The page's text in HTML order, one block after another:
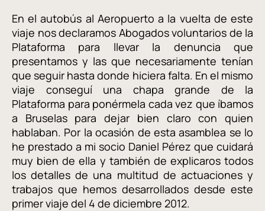
En el autobús al Aeropuerto a la vuelta de este
viaje nos declaramos Abogados voluntarios de la
Plataforma para llevar la denuncia que
presentamos y las que necesariamente tenían
que seguir hasta donde hiciera falta. En el mismo
viaje conseguí una chapa grande de la
Plataforma para ponérmela cada vez que íbamos
a Bruselas para dejar bien claro con quien
hablaban. Por la ocasión de esta asamblea se lo
he prestado a mi socio Daniel Pérez que cuidará
muy bien de ella y también de explicaros todos
los detalles de una multitud de actuaciones y
trabajos que hemos desarrollados desde este
primer viaje del 4 de diciembre 2012.